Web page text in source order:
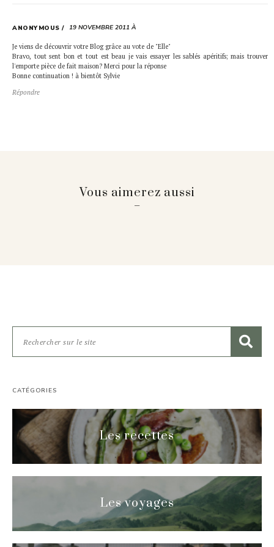
ANONYMOUS 19 NOVEMBRE 2011 À
Je viens de découvrir votre Blog grâce au vote de "Elle"
Bravo, tout sent bon et tout est beau je vais essayer les sablés apéritifs; mais trouver
l'emporte pièce de fait maison? Merci pour la réponse
Bonne continuation ! à bientôt Sylvie
Répondre
Vous aimerez aussi
CATÉGORIES
Les recettes
Les voyages